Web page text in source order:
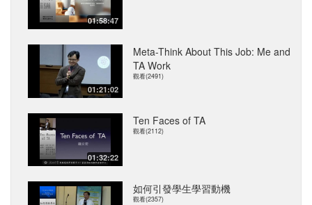
01:58:47
01:21:02
Meta-Think About This Job: Me and
TA Work
觀看(2491)
01:32:22
Ten Faces of TA
觀看(2112)
如何引發學生學習動機
觀看(2357)